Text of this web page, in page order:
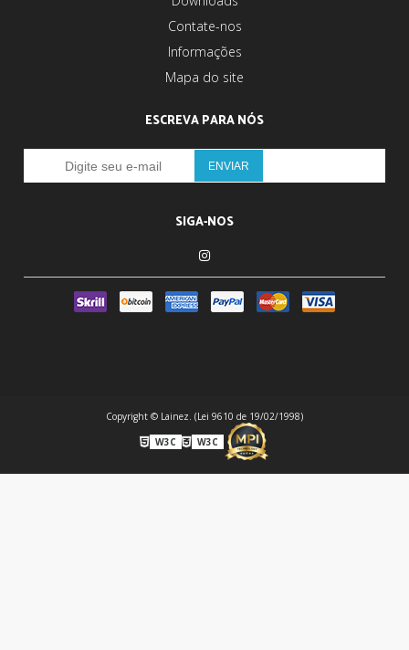
Contate-nos
Informações
Mapa do site
ESCREVA PARA NÓS
SIGA-NOS
Copyright © Lainez. (Lei 9610 de 19/02/1998)
W3C
W3C